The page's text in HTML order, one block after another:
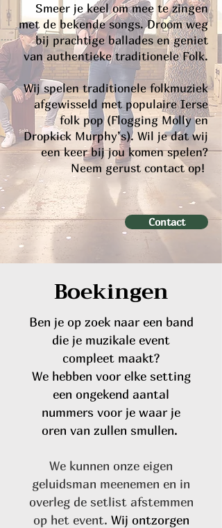
Smeer je keel om mee te zingen
met de bekende songs. Droom weg
bij prachtige ballades en geniet
van authentieke traditionele Folk.
Wij spelen traditionele folkmuziek
afgewisseld met populaire Ierse
folk pop (Flogging Molly en
Dropkick Murphy’s). Wil je dat wij
een keer bij jou komen spelen?
Neem gerust contact op!
Contact
Boekingen
Ben je op zoek naar een band
die je muzikale event
compleet maakt?
We hebben voor elke setting
een ongekend aantal
nummers voor je waar je
oren van zullen smullen.
We kunnen onze eigen
geluidsman meenemen en in
overleg de setlist afstemmen
op het event. Wij ontzorgen